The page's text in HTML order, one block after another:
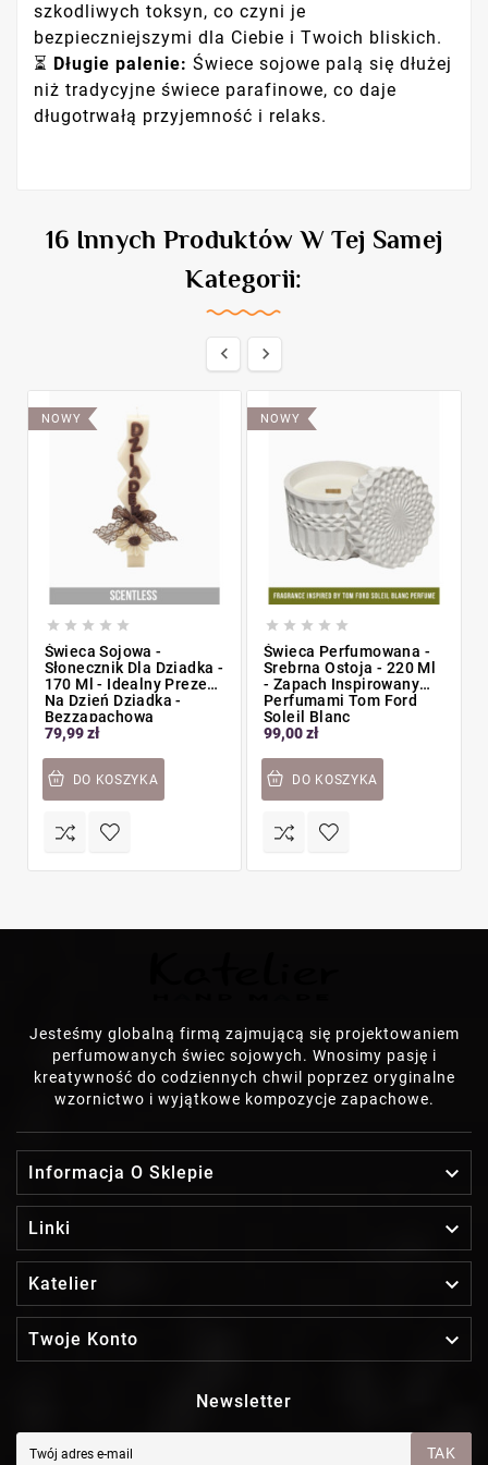
szkodliwych toksyn, co czyni je
bezpieczniejszymi dla Ciebie i Twoich bliskich.
⏳ Długie palenie: Świece sojowe palą się dłużej
niż tradycyjne świece parafinowe, co daje
długotrwałą przyjemność i relaks.
16 Innych Produktów W Tej Samej
Kategorii:
 
NOWY
    
Świeca Sojowa -
Słonecznik Dla Dziadka -
170 Ml - Idealny Prezent
Na Dzień Dziadka -
Bezzapachowa
79,99 zł
DO KOSZYKA
NOWY
    
Świeca Perfumowana -
Srebrna Ostoja - 220 Ml
- Zapach Inspirowany
Perfumami Tom Ford
Soleil Blanc
99,00 zł
DO KOSZYKA
Jesteśmy globalną firmą zajmującą się projektowaniem
perfumowanych świec sojowych. Wnosimy pasję i
kreatywność do codziennych chwil poprzez oryginalne
wzornictwo i wyjątkowe kompozycje zapachowe.
Informacja O Sklepie 
Linki 
Katelier 
Twoje Konto 
Newsletter
TAK